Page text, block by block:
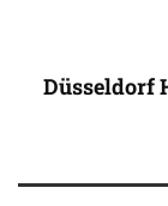
Düsseldorf